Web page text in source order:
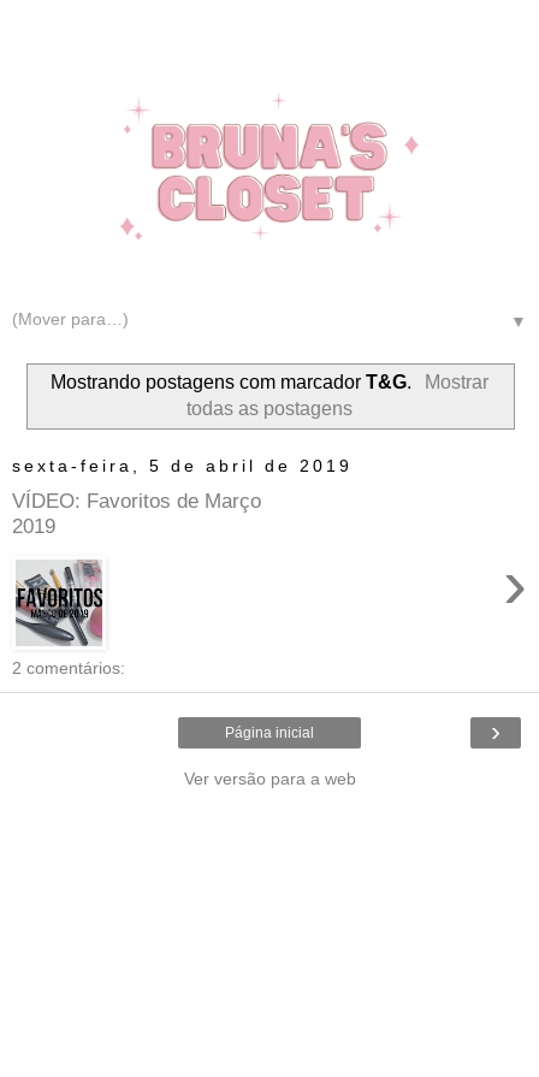
▼
Mostrando postagens com marcadorT&G.
Mostrar
todas as postagens
sexta-feira, 5 de abril de 2019
VÍDEO: Favoritos de Março
2019
›
2 comentários:
›
Página inicial
Ver versão para a web